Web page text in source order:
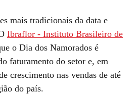
mais tradicionais da data e
Ibraflor - Instituto Brasileiro de
o Dia dos Namorados é
faturamento do setor e, em
crescimento nas vendas de até
do país.